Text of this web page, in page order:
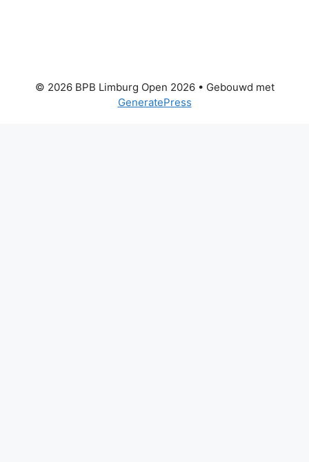
© 2026 BPB Limburg Open 2026• Gebouwd met
GeneratePress